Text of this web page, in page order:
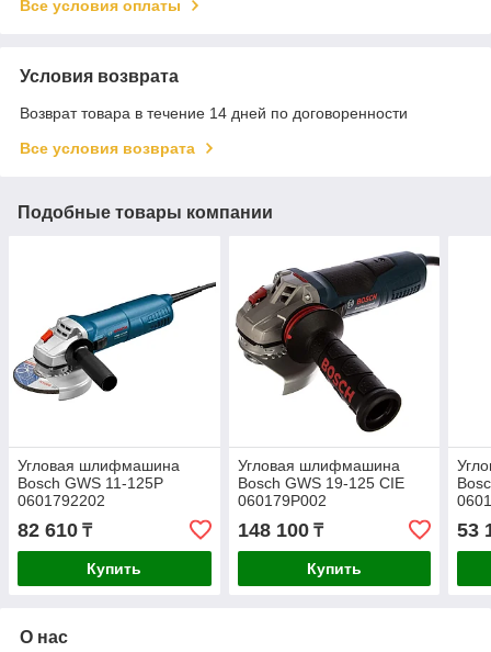
Все условия оплаты
Условия возврата
Возврат товара в течение 14 дней по договоренности
Все условия возврата
Подобные товары компании
Угловая шлифмашина
Bosch GWS 11-125P
0601792202
82 610 ₸
Купить
Угловая шлифмашина
Bosch GWS 19-125 CIE
060179P002
148 100₸
Купить
53
О нас